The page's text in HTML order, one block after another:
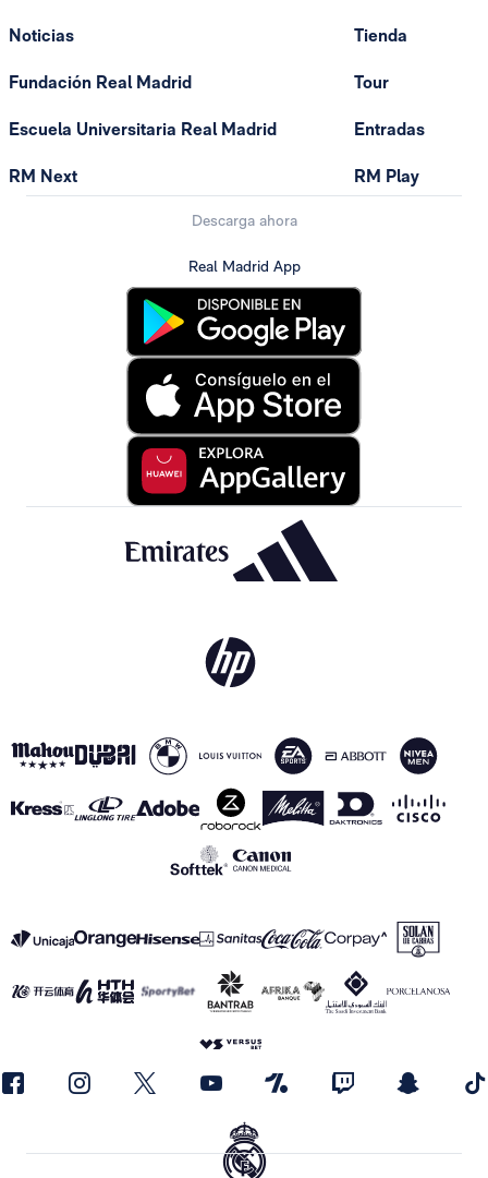
Noticias
Fundación Real Madrid
Escuela Universitaria Real Madrid
RM Next
Tienda
Tour
Entradas
RM Play
Descarga ahora
Real Madrid App